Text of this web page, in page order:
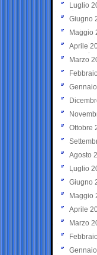
Luglio
Giugno
Maggio
Aprile
Marzo
Ottobre
Agosto
Luglio
Giugno
Maggio
Aprile
Marzo